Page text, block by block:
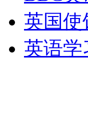
英国使
英语学